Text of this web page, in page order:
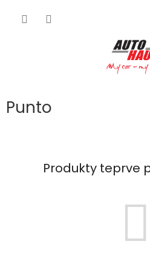
Punto
Produkty teprve